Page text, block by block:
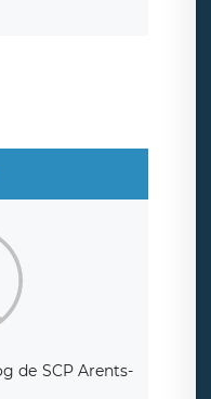
à l’adresse mail :
Vous avez
réclamation auprès
de SCP Arents-